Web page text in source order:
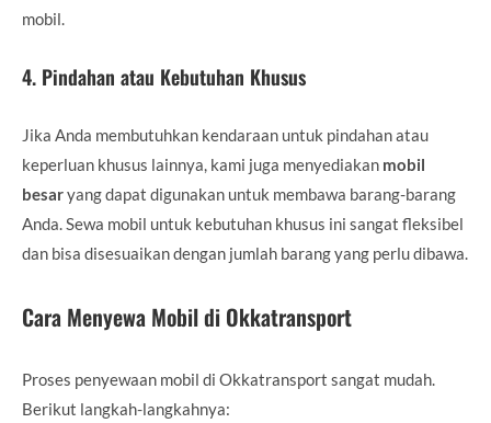
mobil.
4. Pindahan atau Kebutuhan Khusus
Jika Anda membutuhkan kendaraan untuk pindahan atau
keperluan khusus lainnya, kami juga menyediakan mobil
besaryang dapat digunakan untuk membawa barang-barang
Anda. Sewa mobil untuk kebutuhan khusus ini sangat fleksibel
dan bisa disesuaikan dengan jumlah barang yang perlu dibawa.
Cara Menyewa Mobil di Okkatransport
Proses penyewaan mobil di Okkatransport sangat mudah.
Berikut langkah-langkahnya: